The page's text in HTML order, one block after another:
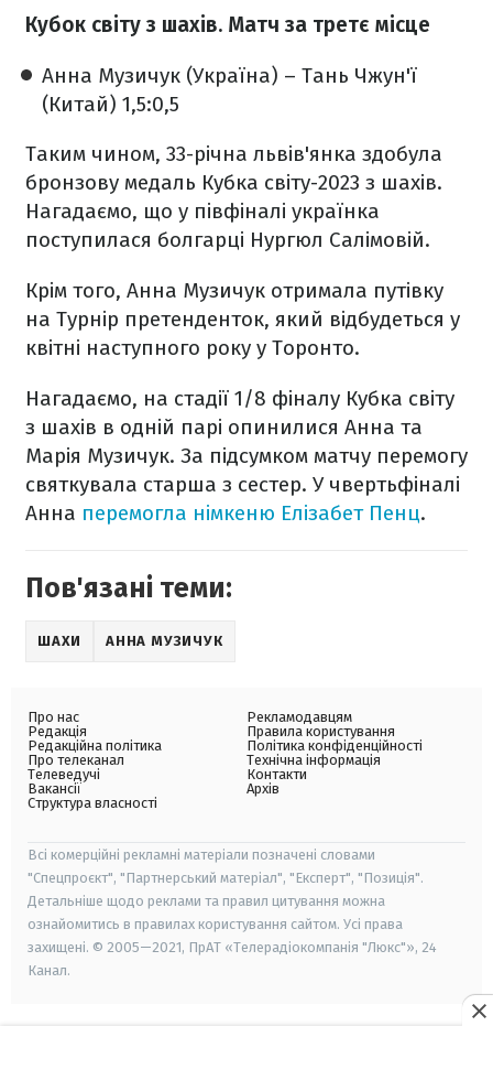
Кубок світу з шахів. Матч за третє місце
Анна Музичук (Україна) – Тань Чжун'ї
(Китай) 1,5:0,5
Таким чином, 33-річна львів'янка здобула
бронзову медаль Кубка світу-2023 з шахів.
Нагадаємо, що у півфіналі українка
поступилася болгарці Нургюл Салімовій.
Крім того, Анна Музичук отримала путівку
на Турнір претенденток, який відбудеться у
квітні наступного року у Торонто.
Нагадаємо, на стадії 1/8 фіналу Кубка світу
з шахів в одній парі опинилися Анна та
Марія Музичук. За підсумком матчу перемогу
святкувала старша з сестер. У чвертьфіналі
Анна перемогла німкеню Елізабет Пенц.
Пов'язані теми:
ШАХИ АННА МУЗИЧУК
Про нас
Редакція
Редакційна політика
Про телеканал
Телеведучі
Вакансії
Структура власності
Рекламодавцям
Правила користування
Політика конфіденційності
Технічна інформація
Контакти
Архів
Всі комерційні рекламні матеріали позначені словами
"Спецпроєкт", "Партнерський матеріал", "Експерт", "Позиція".
Детальніше щодо реклами та правил цитування можна
ознайомитись в правилах користування сайтом. Усі права
захищені. © 2005—2021, ПрАТ «Телерадіокомпанія "Люкс"», 24
Канал.